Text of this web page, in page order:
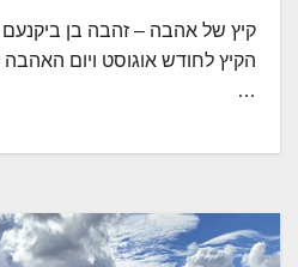
קיץ של אהבה – זהבה בן
הקיץ לחודש אוגוסט ויום
…